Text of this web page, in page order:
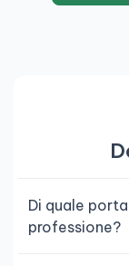
Di quale
professione?